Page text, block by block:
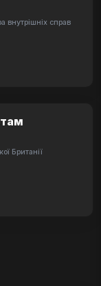
внутрішніх справ
Британії